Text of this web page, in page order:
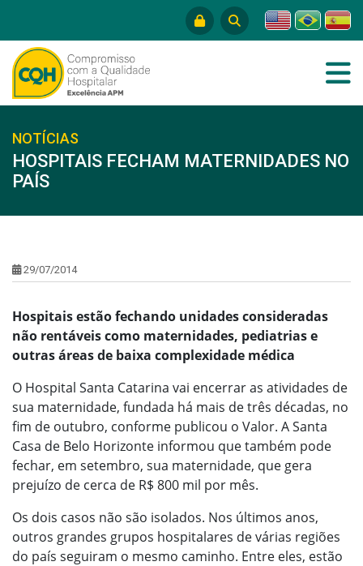
NOTÍCIAS
HOSPITAIS FECHAM MATERNIDADES NO
PAÍS
29/07/2014
Hospitais estão fechando unidades consideradas
não rentáveis como maternidades, pediatrias e
outras áreas de baixa complexidade médica
O Hospital Santa Catarina vai encerrar as atividades de
sua maternidade, fundada há mais de três décadas, no
fim de outubro, conforme publicou o Valor. A Santa
Casa de Belo Horizonte informou que também pode
fechar, em setembro, sua maternidade, que gera
prejuízo de cerca de R$ 800 mil por mês.
Os dois casos não são isolados. Nos últimos anos,
outros grandes grupos hospitalares de várias regiões
do país seguiram o mesmo caminho. Entre eles, estão